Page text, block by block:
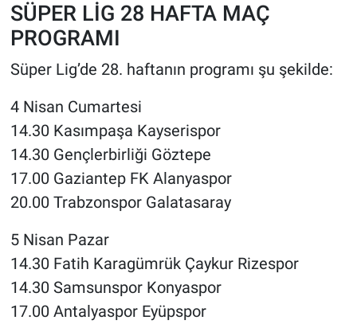
SÜPER LİG 28 HAFTA MAÇ
PROGRAMI
Süper Lig’de 28. haftanın programı şu şekilde:
4 Nisan Cumartesi
14.30 Kasımpaşa Kayserispor
14.30 Gençlerbirliği Göztepe
17.00 Gaziantep FK Alanyaspor
20.00 Trabzonspor Galatasaray
5 Nisan Pazar
14.30 Fatih Karagümrük Çaykur Rizespor
14.30 Samsunspor Konyaspor
17.00 Antalyaspor Eyüpspor